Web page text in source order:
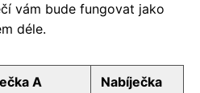
vám bude fungovat jako
déle.
A
Nabíječka